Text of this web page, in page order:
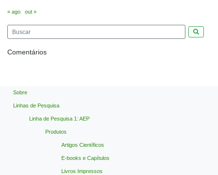
« ago out »
Comentários
Sobre
Linhas de Pesquisa
Linha de Pesquisa 1: AEP
Produtos
Artigos Científicos
E-books e Capítulos
Livros Impressos